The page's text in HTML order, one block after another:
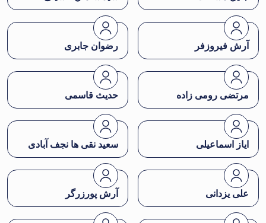
آرش فیروزفر رضوان جابری
مرتضی رومی زاده حدیث قاسمی
ایاز اسماعیلی سعید نقی ها نجف آبادی
علی یزدانی آرش پورزرگر